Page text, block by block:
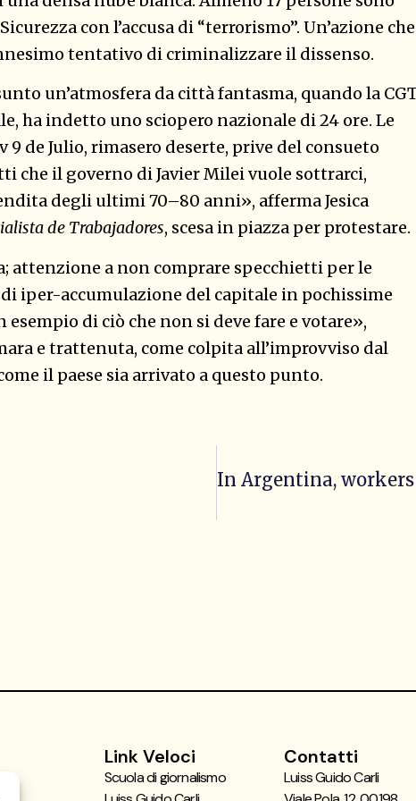
con l’accusa di “terrorismo”. Un’azione che
tentativo di criminalizzare il dissenso.
un’atmosfera da città fantasma, quando la
ha indetto uno sciopero nazionale di 24 ore. Le
de Julio, rimasero deserte, prive del consueto
il governo di Javier Milei vuole sottrarci,
degli ultimi 70–80 anni», afferma Jesica
de Trabajadores, scesa in piazza per protestare.
attenzione a non comprare specchietti per le
iper-accumulazione del capitale in pochissime
esempio di ciò che non si deve fare e votare»,
e trattenuta, come colpita all’improvviso dal
il paese sia arrivato a questo punto.
Link Veloci
Scuola di giornalismo
Contatti
Luiss Guido Carli